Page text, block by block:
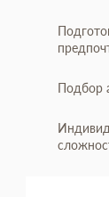
Подбор